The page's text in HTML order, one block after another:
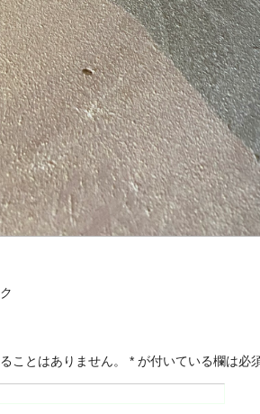
ことはありません。 * が付いている欄は必